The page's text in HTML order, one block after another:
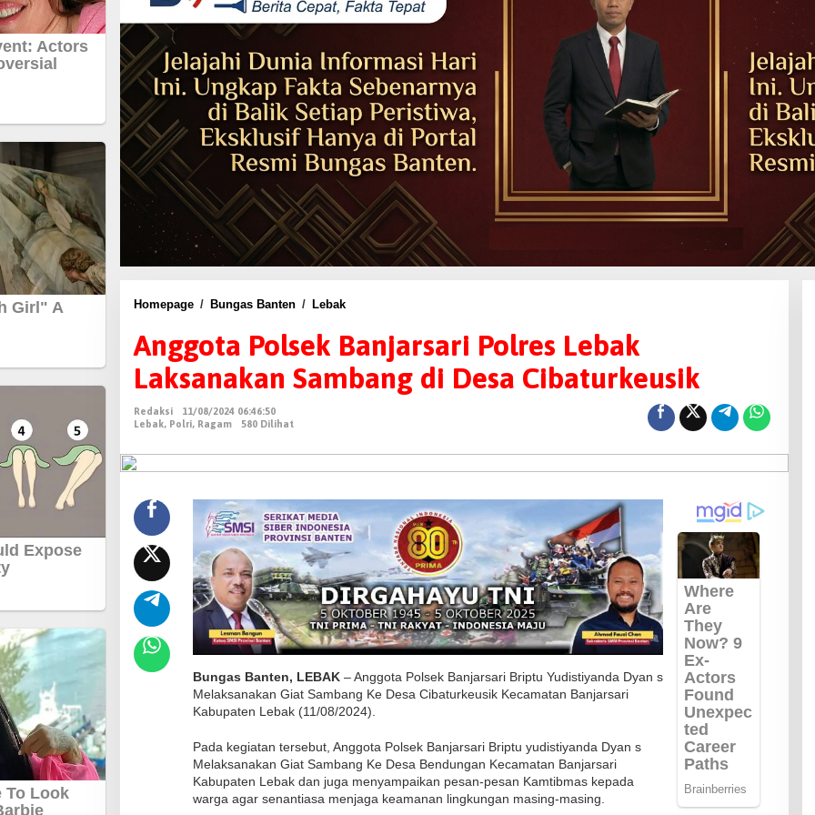
Homepage / Bungas Banten / Lebak
g
g
o
P
l
s
e
B
a
n
j
a
r
s
r
i
P
Anggota Polsek Banjarsari Polres Lebak
Laksanakan Sambang di Desa Cibaturkeusik
Redaksi
11/08/2024 06:46:50
Lebak, Polri, Ragam 580 Dilihat
Bungas Banten, LEBAK– Anggota Polsek Banjarsari Briptu Yudistiyanda Dyan s
Melaksanakan Giat Sambang Ke Desa Cibaturkeusik Kecamatan Banjarsari
Kabupaten Lebak (11/08/2024).
Pada kegiatan tersebut, Anggota Polsek Banjarsari Briptu yudistiyanda Dyan s
Melaksanakan Giat Sambang Ke Desa Bendungan Kecamatan Banjarsari
Kabupaten Lebak dan juga menyampaikan pesan-pesan Kamtibmas kepada
warga agar senantiasa menjaga keamanan lingkungan masing-masing.